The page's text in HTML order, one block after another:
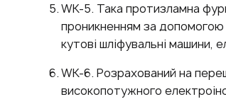
WK-5. Така протизламна
проникненням за допомогою
кутові шліфувальні машини,
WK-6. Розрахований на
високопотужного